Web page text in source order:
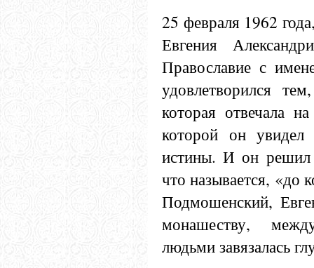
25 февраля 1962
Евгения
Православие с
удовлетворился
которая отвечала
которой он увидел
истины. И он решил
что называется, «до
Подмошенский,
монашеству,
людьми завязалась